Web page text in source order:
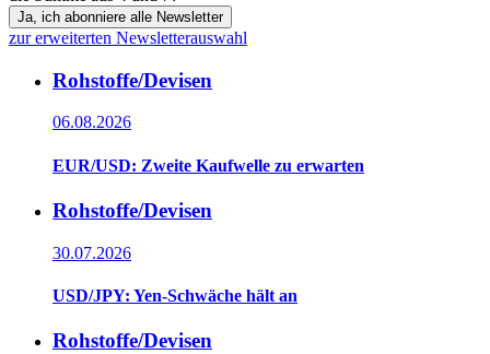
Ja, ich abonniere alle Newsletter
zur erweiterten Newsletterauswahl
Rohstoffe/Devisen
06.08.2026
EUR/USD: Zweite Kaufwelle zu erwarten
Rohstoffe/Devisen
30.07.2026
USD/JPY: Yen-Schwäche hält an
Rohstoffe/Devisen